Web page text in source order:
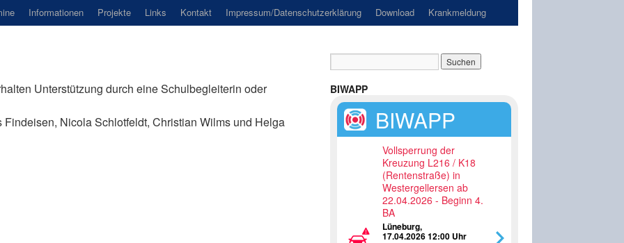
Informationen Projekte Links Kontakt Impressum/Datenschutzerklärung Download Krankmeldung
Unterstützung durch eine Schulbegleiterin oder
Nicola Schlotfeldt, Christian Wilms und Helga
BIWAPP
BIWAPP
Vollsperrung der
Kreuzung L216 / K18
(Rentenstraße) in
Westergellersen ab
22.04.2026 - Beginn 4.
BA
Lüneburg,
17.04.2026 12:00 Uhr